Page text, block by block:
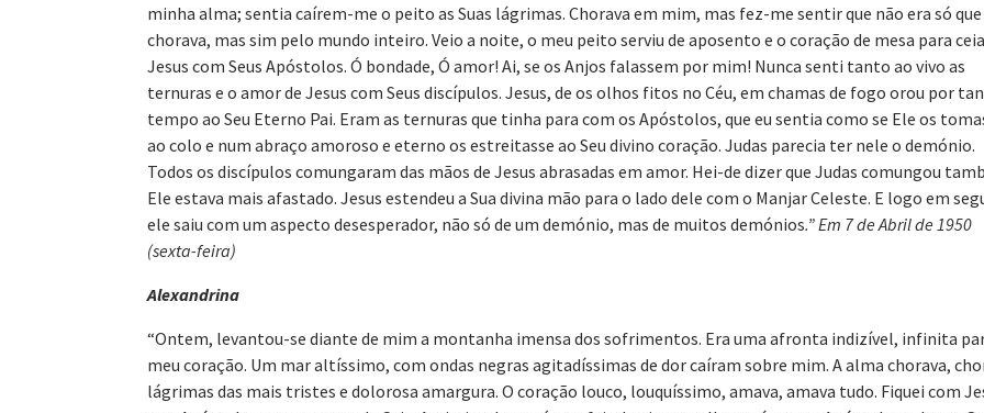
minha alma; sentia caírem-me o peito as Suas lágrimas. Chorava em mim, mas fez-me sentir que não era só que
chorava, mas sim pelo mundo inteiro. Veio a noite, o meu peito serviu de aposento e o coração de mesa para
Jesus com Seus Apóstolos. Ó bondade, Ó amor! Ai, se os Anjos falassem por mim! Nunca senti tanto ao vivo as
ternuras e o amor de Jesus com Seus discípulos. Jesus, de os olhos fitos no Céu, em chamas de fogo orou por
tempo ao Seu Eterno Pai. Eram as ternuras que tinha para com os Apóstolos, que eu sentia como se Ele os
ao colo e num abraço amoroso e eterno os estreitasse ao Seu divino coração. Judas parecia ter nele o demónio.
Todos os discípulos comungaram das mãos de Jesus abrasadas em amor. Hei-de dizer que Judas comungou
Ele estava mais afastado. Jesus estendeu a Sua divina mão para o lado dele com o Manjar Celeste. E logo em
ele saiu com um aspecto desesperador, não só de um demónio, mas de muitos demónios.”Em 7 de Abril de 1950
(sexta-feira)
Alexandrina
“Ontem, levantou-se diante de mim a montanha imensa dos sofrimentos. Era uma afronta indizível, infinita
meu coração. Um mar altíssimo, com ondas negras agitadíssimas de dor caíram sobre mim. A alma chorava,
lágrimas das mais tristes e dolorosa amargura. O coração louco, louquíssimo, amava, amava tudo. Fiquei com